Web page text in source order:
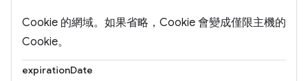
Cookie 的網域。如果省略，Cookie 會變成僅限主機的
Cookie。
expirationDate